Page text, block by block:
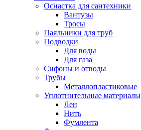
Оснастка для сантехники
Вантузы
Тросы
Паяльники для труб
Подводки
Для воды
Для газа
Сифоны и отводы
Трубы
Металлопластиковые
Уплотнительные материалы
Лен
Нить
Фумлента